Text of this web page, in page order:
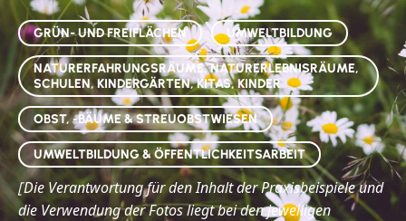
GRÜN- UND FREIFLÄCHEN UMWELTBILDUNG
NATURERFAHRUNGSRÄUME, NATURERLEBNISRÄUME,
SCHULEN, KINDERGÄRTEN, KITAS, KINDER
OBST, -BÄUME & STREUOBSTWIESEN
UMWELTBILDUNG & ÖFFENTLICHKEITSARBEIT
[Die Verantwortung für den Inhalt der Praxisbeispiele und
die Verwendung der Fotos liegt bei den jeweiligen